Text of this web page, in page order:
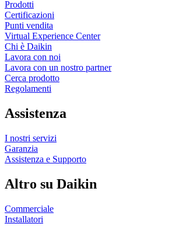
Prodotti
Certificazioni
Punti vendita
Virtual Experience Center
Chi è Daikin
Lavora con noi
Lavora con un nostro partner
Cerca prodotto
Regolamenti
Assistenza
I nostri servizi
Garanzia
Assistenza e Supporto
Altro su Daikin
Commerciale
Installatori